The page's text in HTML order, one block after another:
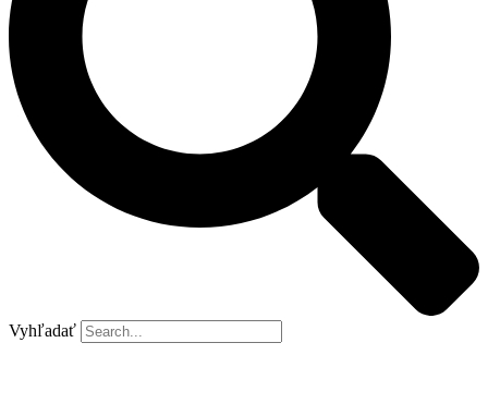
Vyhľadať